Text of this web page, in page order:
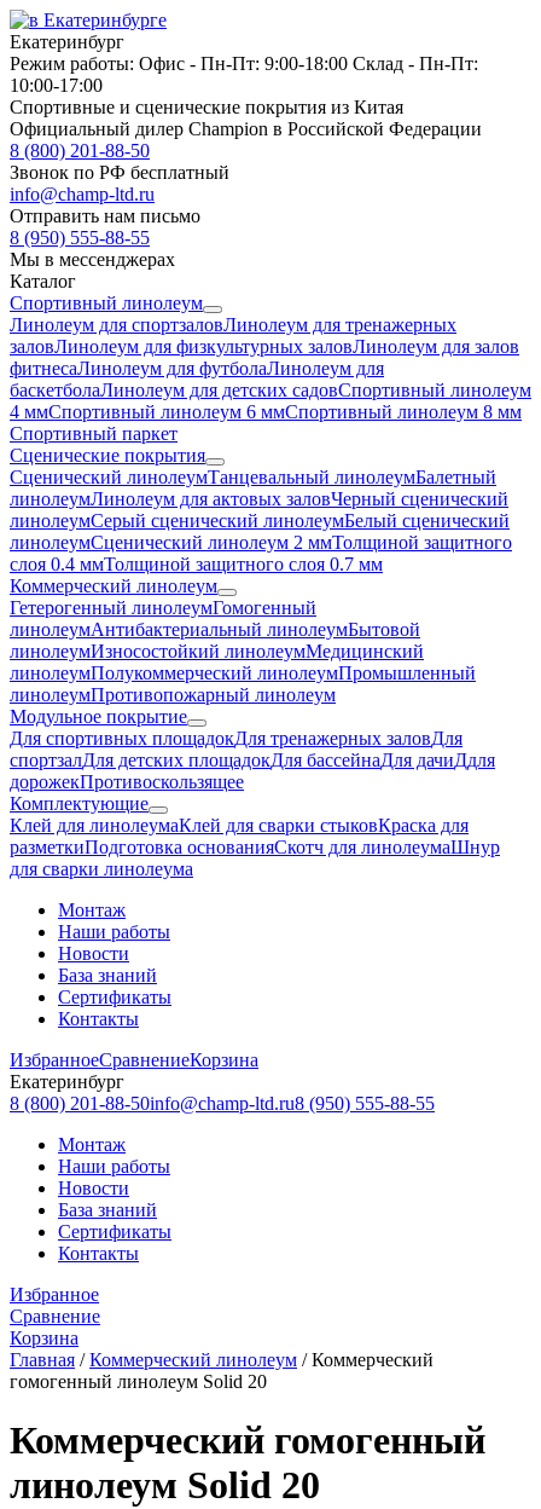
Екатеринбург
Режим работы: Офис - Пн-Пт: 9:00-18:00 Склад - Пн-Пт:
10:00-17:00
Спортивные и сценические покрытия из Китая
Официальный дилер Champion в Российской Федерации
8 (800) 201-88-50
Звонок по РФ бесплатный
info@champ-ltd.ru
Отправить нам письмо
8 (950) 555-88-55
Мы в мессенджерах
Каталог
Спортивный линолеум
Линолеум для спортзаловЛинолеум для тренажерных
заловЛинолеум для физкультурных заловЛинолеум для залов
фитнесаЛинолеум для футболаЛинолеум для
баскетболаЛинолеум для детских садовСпортивный линолеум
4 ммСпортивный линолеум 6 ммСпортивный линолеум 8 мм
Спортивный паркет
Сценические покрытия
Сценический линолеумТанцевальный линолеумБалетный
линолеумЛинолеум для актовых заловЧерный сценический
линолеумСерый сценический линолеумБелый сценический
линолеумСценический линолеум 2 ммТолщиной защитного
слоя 0.4 ммТолщиной защитного слоя 0.7 мм
Коммерческий линолеум
Гетерогенный линолеумГомогенный
линолеумАнтибактериальный линолеумБытовой
линолеумИзносостойкий линолеумМедицинский
линолеумПолукоммерческий линолеумПромышленный
линолеумПротивопожарный линолеум
Модульное покрытие
Для спортивных площадокДля тренажерных заловДля
спортзалДля детских площадокДля бассейнаДля дачиДдля
дорожекПротивоскользящее
Комплектующие
Клей для линолеумаКлей для сварки стыковКраска для
разметкиПодготовка основанияСкотч для линолеумаШнур
для сварки линолеума
Монтаж
Наши работы
Новости
База знаний
Сертификаты
Контакты
ИзбранноеСравнениеКорзина
Екатеринбург
8 (800) 201-88-50info@champ-ltd.ru8 (950) 555-88-55
Монтаж
Наши работы
Новости
База знаний
Сертификаты
Контакты
Избранное
Сравнение
Корзина
Главная /Коммерческий линолеум /Коммерческий
гомогенный линолеум Solid 20
Коммерческий гомогенный
линолеум Solid 20